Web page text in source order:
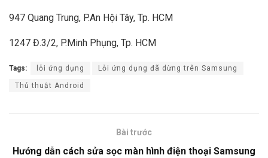
947 Quang Trung, P.An Hội Tây, Tp. HCM
1247 Đ.3/2, P.Minh Phụng, Tp. HCM
Tags: lỗi ứng dụng Lỗi ứng dụng đã dừng trên Samsung
Thủ thuật Android
Bài trước
Hướng dẫn cách sửa sọc màn hình điện thoại Samsung